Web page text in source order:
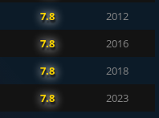
7.8 2012
7.8 2016
7.8 2018
7.8 2023